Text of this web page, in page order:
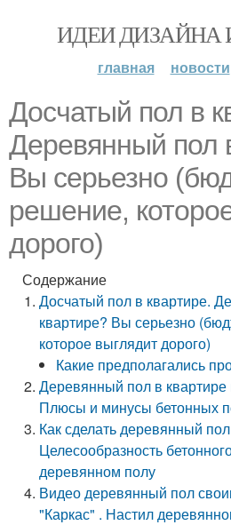
ИДЕИ ДИЗАЙНА
главная новости
Досчатый пол в
Деревянный пол
Вы серьезно
решение,
дорого)
Содержание
Досчатый пол в квартире.
квартире? Вы серьезно
которое выглядит дорого)
Какие предполагались
Деревянный пол в
Плюсы и минусы бетонных
Как сделать деревянный
Целесообразность
деревянном полу
Видео деревянный пол
"Каркас" . Настил